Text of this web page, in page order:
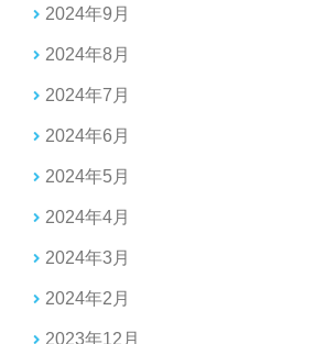
2024年9月
2024年8月
2024年7月
2024年6月
2024年5月
2024年4月
2024年3月
2024年2月
2023年12月